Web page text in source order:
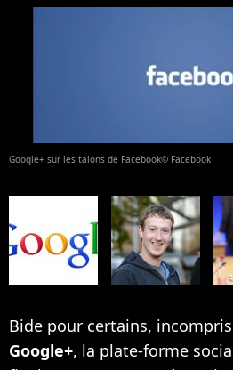
Google+ sur les talons de Facebook© Facebook
Bide pour certains,
Google+, la plate-forme